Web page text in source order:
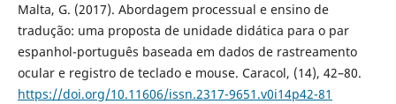
Malta, G. (2017). Abordagem processual e ensino de
tradução: uma proposta de unidade didática para o par
espanhol-português baseada em dados de rastreamento
ocular e registro de teclado e mouse. Caracol, (14), 42–80.
https://doi.org/10.11606/issn.2317-9651.v0i14p42-81